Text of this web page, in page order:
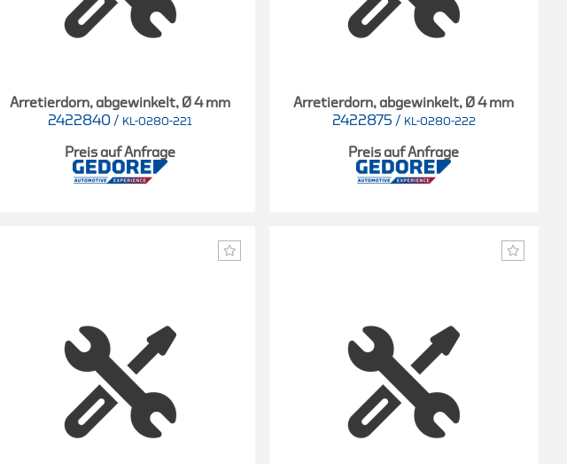
Arretierdorn, abgewinkelt, Ø 4 mm
2422840 / KL-0280-221
Preis auf Anfrage
Arretierdorn, abgewinkelt, Ø 4 mm
2422875 / KL-0280-222
Preis auf Anfrage